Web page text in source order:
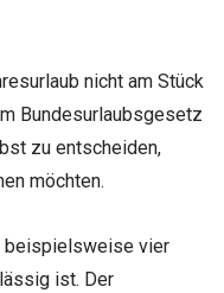
nicht am Stück
Bundesurlaubsgesetz
zu entscheiden,
möchten.
beispielsweise vier
ist. Der